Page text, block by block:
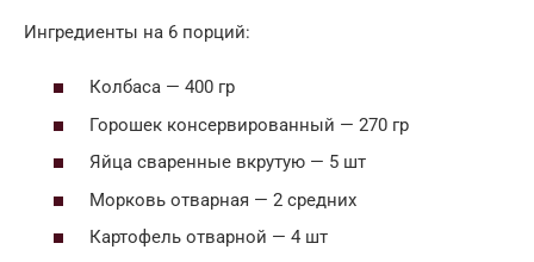
Ингредиенты на 6 порций:
Колбаса — 400 гр
Горошек консервированный — 270 гр
Яйца сваренные вкрутую — 5 шт
Морковь отварная — 2 средних
Картофель отварной — 4 шт